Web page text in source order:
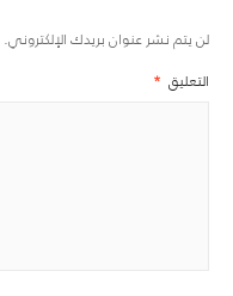
لن يتم نشر عنوان بريدك الإلكتروني.
التعليق *